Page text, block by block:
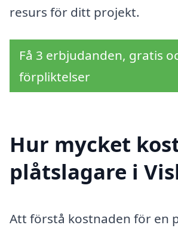
resurs för ditt projekt.
Få 3 erbjudanden, gratis
förpliktelser
Hur mycket
plåtslagare i
Att förstå kostnaden för en